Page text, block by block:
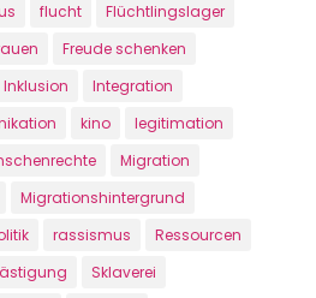
flucht
Flüchtlingslager
Freude schenken
Inklusion
Integration
kino
legitimation
Migration
Migrationshintergrund
rassismus
Ressourcen
Sklaverei